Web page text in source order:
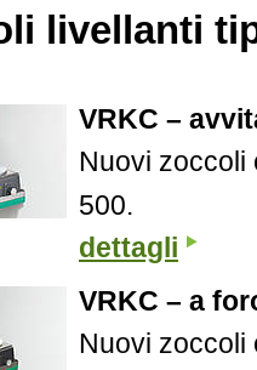
livellanti
VRKC –
Nuovi zoccoli
500.
dettagli
VRKC – a
Nuovi zoccoli